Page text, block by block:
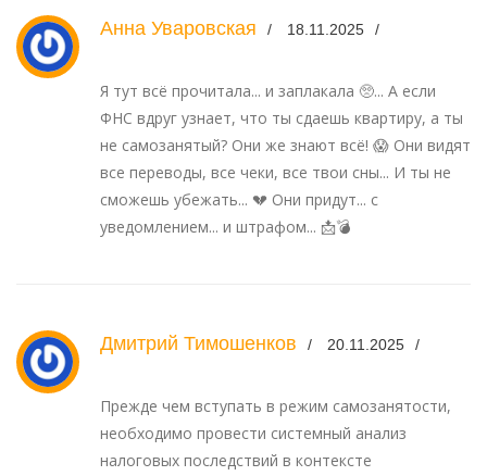
Анна Уваровская 18.11.2025
Я тут всё прочитала... и заплакала 🥺... А если
ФНС вдруг узнает, что ты сдаешь квартиру, а ты
не самозанятый? Они же знают всё! 😱 Они видят
все переводы, все чеки, все твои сны... И ты не
сможешь убежать... 💔 Они придут... с
уведомлением... и штрафом... 📩💣
Дмитрий Тимошенков 20.11.2025
Прежде чем вступать в режим самозанятости,
необходимо провести системный анализ
налоговых последствий в контексте